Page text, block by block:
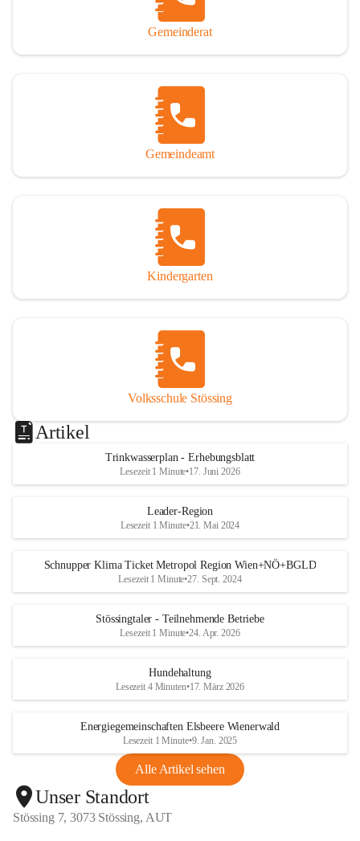
Gemeinderat
Gemeindeamt
Kindergarten
Volksschule Stössing
Artikel
Trinkwasserplan - Erhebungsblatt
Lesezeit 1 Minute•17. Juni 2026
Leader-Region
Lesezeit 1 Minute•21. Mai 2024
Schnupper Klima Ticket Metropol Region Wien+NÖ+BGLD
Lesezeit 1 Minute•27. Sept. 2024
Stössingtaler - Teilnehmende Betriebe
Lesezeit 1 Minute•24. Apr. 2026
Hundehaltung
Lesezeit 4 Minuten•17. März 2026
Energiegemeinschaften Elsbeere Wienerwald
Lesezeit 1 Minute•9. Jan. 2025
Alle Artikel sehen
Unser Standort
Stössing 7, 3073 Stössing, AUT